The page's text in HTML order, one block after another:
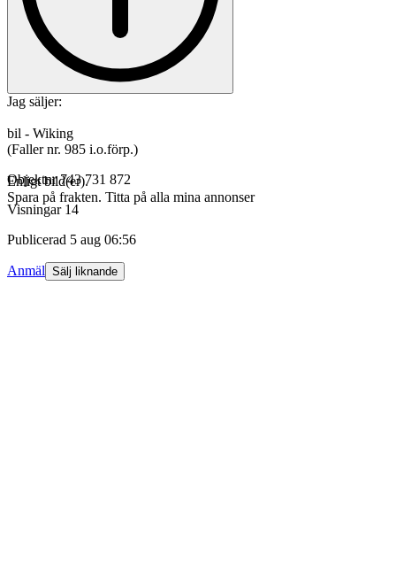
Jag säljer:
bil - Wiking
(Faller nr. 985 i.o.förp.)
Enligt bild(er).
Spara på frakten. Titta på alla mina annonser
Objektnr 743 731 872
Visningar 14
Publicerad 5 aug 06:56
Anmäl Sälj liknande